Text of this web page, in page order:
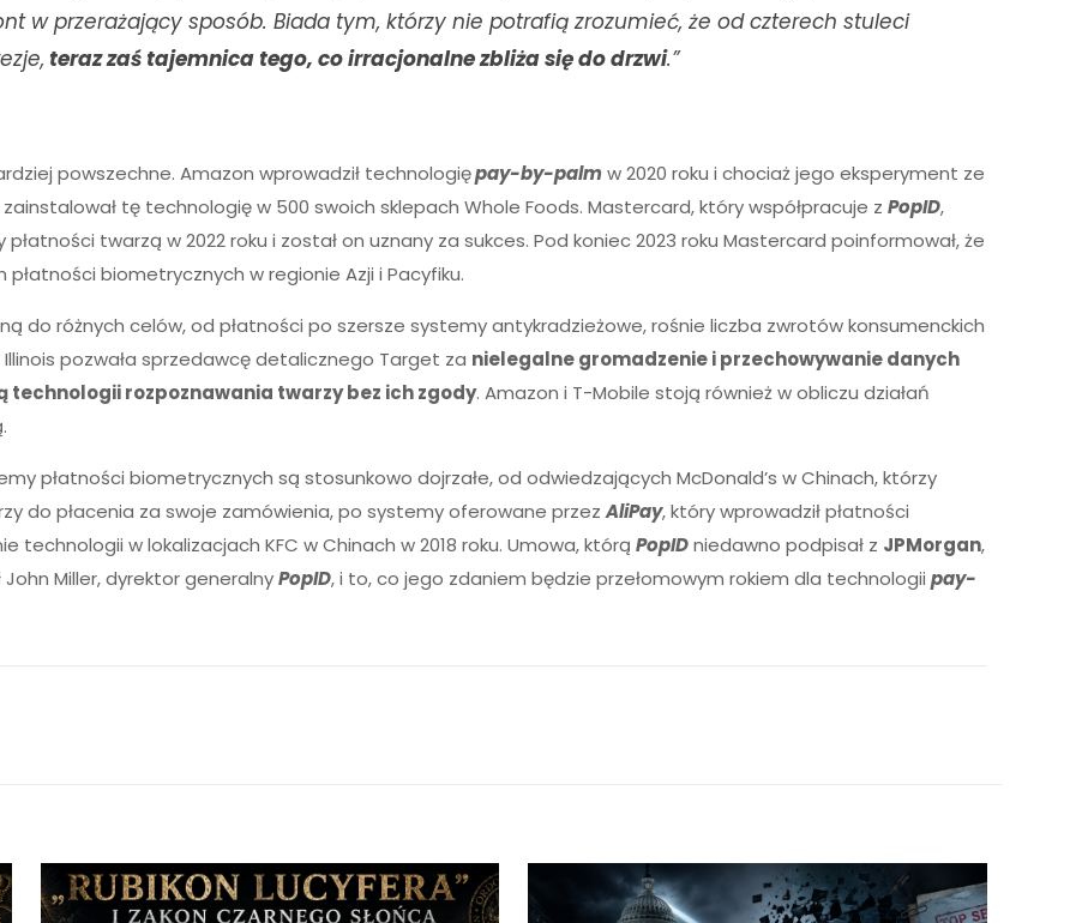
w przerażający sposób. Biada tym, którzy nie potrafią zrozumieć, że od czterech stuleci
teraz zaś tajemnica tego, co irracjonalne zbliża się do drzwi.”
powszechne. Amazon wprowadził technologiępay-by-palm w 2020 roku i chociaż jego eksperyment ze
tę technologię w 500 swoich sklepach Whole Foods. Mastercard, który współpracuje zPopID,
twarzą w 2022 roku i został on uznany za sukces. Pod koniec 2023 roku Mastercard poinformował, że
biometrycznych w regionie Azji i Pacyfiku.
do różnych celów, od płatności po szersze systemy antykradzieżowe, rośnie liczba zwrotów konsumenckich
pozwała sprzedawcę detalicznego Target za nielegalne gromadzenie i przechowywanie danych
rozpoznawania twarzy bez ich zgody. Amazon i T-Mobile stoją również w obliczu działań
płatności biometrycznych są stosunkowo dojrzałe, od odwiedzających McDonald’s w Chinach, którzy
do płacenia za swoje zamówienia, po systemy oferowane przezAliPay, który wprowadził płatności
technologii w lokalizacjach KFC w Chinach w 2018 roku. Umowa, którąPopIDniedawno podpisał z JPMorgan,
Miller, dyrektor generalnyPopID, i to, co jego zdaniem będzie przełomowym rokiem dla technologiipay-